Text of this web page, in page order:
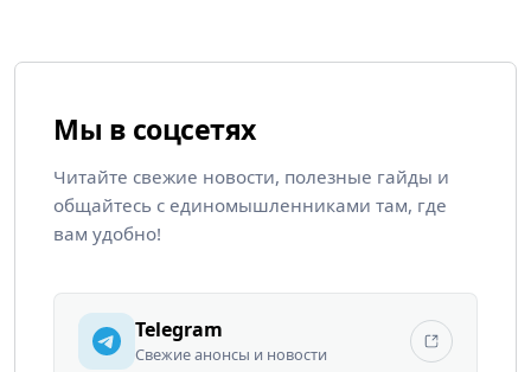
Мы в соцсетях
Читайте свежие новости, полезные гайды и
общайтесь с единомышленниками там, где
вам удобно!
Telegram
Свежие анонсы и новости